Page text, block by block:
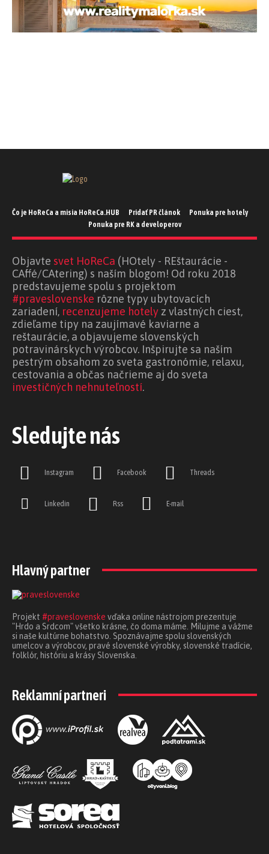
Čo je HoReCa a misia HoReCa.HUB Pridať PR článok
Ponuka pre hotely
Ponuka pre RK a developerov
Objavte svet HoReCa (HOtely - REštaurácie -
CAffé/CAtering) s naším blogom! Od roku 2018
predstavujeme spolu s projektom
#praveslovenske rôzne typy ubytovacích
zariadení, recenzujeme hotely z vlastných ciest,
zdieľame tipy na zaujímavé kaviarne a
reštaurácie, a objavujeme slovenských
potravinárskych výrobcov. Inšpirujte sa naším
pestrým obsahom zo sveta gastronómie, relaxu,
cestovania a občas načrieme aj do sveta
investičných nehnuteľností.
Sledujte nás
Instagram Facebook Threads
Linkedin Rss E-mail
Hlavný partner
Projekt #praveslovenske vďaka online nástrojom prezentuje
"Hrdo a Srdcom" všetko krásne, čo doma máme. Milujme a vážme
si naše kultúrne bohatstvo. Spoznávajme spolu slovenských
umelcov a výrobcov, pravé slovenské výrobky, slovenské tradície,
folklór, históriu a krásy Slovenska.
Reklamní partneri